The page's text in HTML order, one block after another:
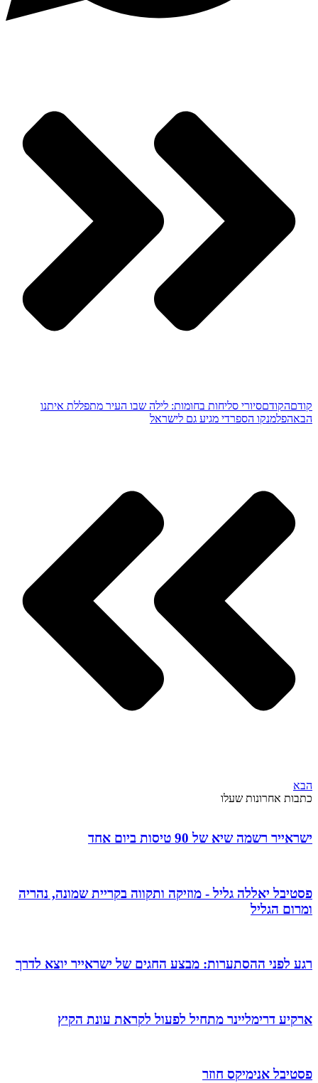
קודםהקודםסיורי סליחות בחומות: לילה שבו העיר מתפללת איתנו
הבאהפלמנקו הספרדי מגיע גם לישראל
הבא
כתבות אחרונות שעלו
ישראייר רשמה שיא של 90 טיסות ביום אחד
פסטיבל יאללה גליל - מוזיקה ותקווה בקריית שמונה, נהריה
ומרום הגליל
רגע לפני ההסתערות: מבצע החגים של ישראייר יוצא לדרך
ארקיע דרימליינר מתחיל לפעול לקראת עונת הקיץ
פסטיבל אנימיקס חוזר